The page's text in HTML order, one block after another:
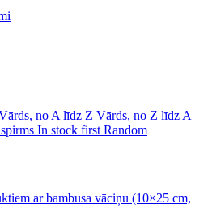
no A līdz Z Vārds, no Z līdz A
In stock first Random
ar bambusa vāciņu (10×25 cm,